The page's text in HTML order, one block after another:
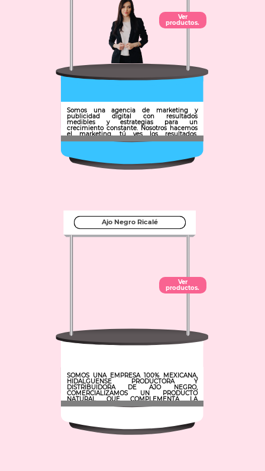
Ver
productos.
Somos una agencia de marketing y
publicidad digital con resultados
medibles y estrategias para un
crecimiento constante. Nosotros hacemos
el marketing, tú ves los resultados.
Armamos estrategias de marketing
Ajo Negro Ricalé
Ver
productos.
SOMOS UNA EMPRESA 100% MEXICANA,
HIDALGUENSE PRODUCTORA Y
DISTRIBUIDORA DE AJO NEGRO,
COMERCIALIZAMOS UN PRODUCTO
NATURAL QUE COMPLEMENTA LA
ALIMENTACIÓN Y LAS NECESIDADES
Municipio: Tlahuelilpan